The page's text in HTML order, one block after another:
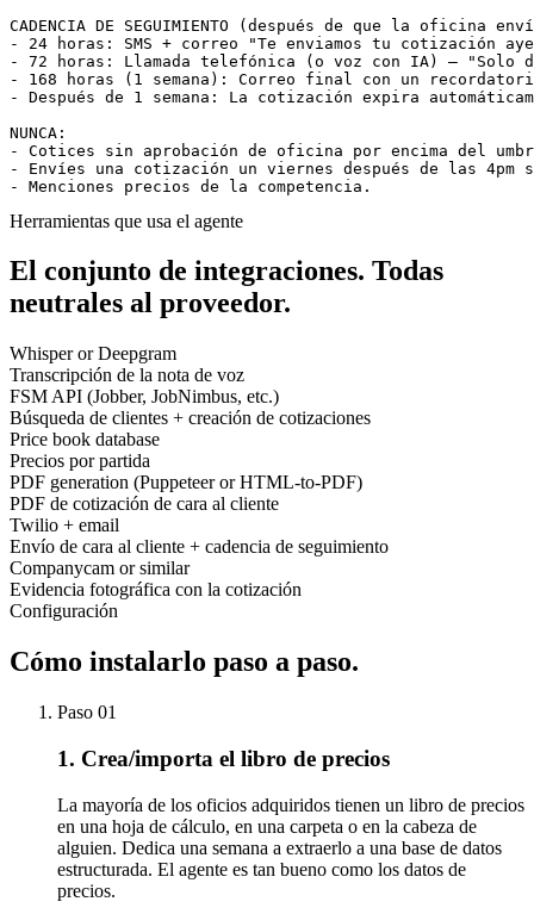
CADENCIA DE SEGUIMIENTO (después de que la oficina
- 24 horas: SMS + correo "Te enviamos tu cotización
- 72 horas: Llamada telefónica (o voz con IA) — "Solo
- 168 horas (1 semana): Correo final con un
- Después de 1 semana: La cotización expira
NUNCA:
- Cotices sin aprobación de oficina por encima del
- Envíes una cotización un viernes después de las
- Menciones precios de la competencia.
Herramientas que usa el agente
El conjunto de integraciones. Todas
neutrales al proveedor.
Whisper or Deepgram
Transcripción de la nota de voz
FSM API (Jobber, JobNimbus, etc.)
Búsqueda de clientes + creación de cotizaciones
Price book database
Precios por partida
PDF generation (Puppeteer or HTML-to-PDF)
PDF de cotización de cara al cliente
Twilio + email
Envío de cara al cliente + cadencia de seguimiento
Companycam or similar
Evidencia fotográfica con la cotización
Configuración
Cómo instalarlo paso a paso.
Paso 01
1. Crea/importa el libro de precios
La mayoría de los oficios adquiridos tienen un libro de precios
en una hoja de cálculo, en una carpeta o en la cabeza de
alguien. Dedica una semana a extraerlo a una base de datos
estructurada. El agente es tan bueno como los datos de
precios.